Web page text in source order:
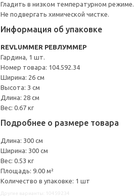
Гладить в низком температурном режиме.
Не подвергать химической чистке.
Информация об упаковке
REVLUMMER РЕВЛУММЕР
Гардина, 1 шт.
Номер товара: 104.592.34
Ширина: 26 см
Высота: 3 см
Длина: 28 см
Вес: 0.67 кг
Подробнее о размере товара
Длина: 300 см
Ширина: 300 см
Вес: 0.53 кг
Площадь: 9.00 м²
Количество в упаковке: 1 шт